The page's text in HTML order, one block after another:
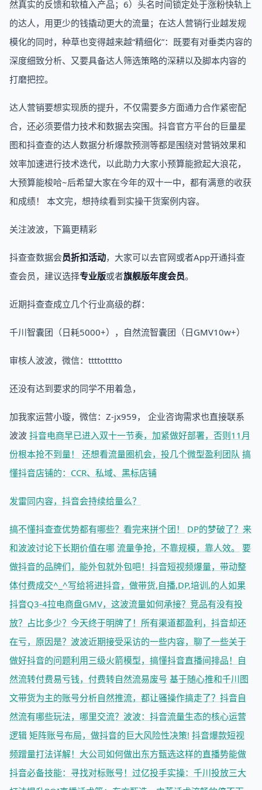
然真实的反馈和软植入产品；6）头名时间锁定处于涨粉快轨上
的达人，用更少的钱撬动更大的流量；在达人营销行业越发规
模化的同时，种草也变得越来越“精细化”：既要有对垂类内容的
深度细致分析、又要具备达人筛选策略的深耕以及脚本内容的
打磨把控。
达人营销要想实现质的提升，不仅需要多方面通力合作紧密配
合，还必须要借力技术和数据去突围。抖音官方平台的巨量星
图和抖查查的达人数据分析爆款预测等都是围绕对营销效果和
效率加速进行技术迭代，以此助力大家小预算能掀起大浪花，
大预算能梭哈~后希望大家在今年的双十一中，都有满意的收获
和成绩！ 本文完，想持续看到实操干货案例内容。
关注波波，下篇更精彩
抖查查数据会员折扣活动，大家可以去官网或者App开通抖查
查会员，建议选择专业版或者旗舰版年度会员。
近期抖查查成立几个行业高级的群：
千川智囊团（日耗5000+），自然流智囊团（日GMV10w+）
审核人波波，微信：ttttotttto
还没有达到要求的同学不用着急，
加我家运营小璇，微信：Z-jx959， 企业咨询需求也直接联系
波波 抖音电商早已进入双十一节奏，加紧做好部署，否则11月
份根本抢不到量！
还想看流量圈机会，投几个微型盈利团队 搞
懂抖音店铺的：CCR、私域、黑标店铺
发雷同内容，抖音会持续给量么？
搞不懂抖查查优势都有哪些？看完来拼个团！
DP的梦破了？来
和波波讨论下长期价值在哪 流量争抢，不靠规模，靠人效。
要
做抖音的品牌们，能外包就外包吧！ 抖音短视频爆量，带动整
体付费成交^_^写给将进抖音，做带货,自播,DP,培训,的人如果
抖音Q3-4拉电商盘GMV，这波流量如何承接？ 竞品有没有投
放？占比多少？今天终于明牌了！ 所有渠道都盈利，抖音却还
在亏，原因是？ 波波近期接受采访的一些内容，聊了一些关于
做好抖音的问题利用三级火箭模型，搞懂抖音直播间排品！ 自
然流转付费易亏钱，付费转自然流易废号 基于随心推和千川图
文带货为主的账号分析自然推流，都让骚操作搞走了？ 抖音自
然流有哪些玩法，哪里交流？ 波波：抖音流量生态的核心运营
逻辑 矩阵账号布局，做抖音的巨大风险性决策! 抖音爆款短视
频蹭量打法详解！ 大公司如何做出东方甄选这样的直播势能做
抖音必备技能：寻找对标账号！ 过亿投手实操：千川投放三大